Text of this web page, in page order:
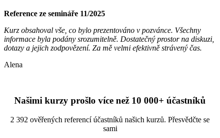
Reference ze semináře 11/2025
Kurz obsahoval vše, co bylo prezentováno v pozvánce. Všechny
informace byla podány srozumitelně. Dostatečný prostor na diskuzi,
dotazy a jejich zodpovězení. Za mě velmi efektivně strávený čas.
Alena
Našimi kurzy prošlo více než 10 000+ účastníků
2 392 ověřených referencí účastníků našich kurzů. Přesvědčte se
sami